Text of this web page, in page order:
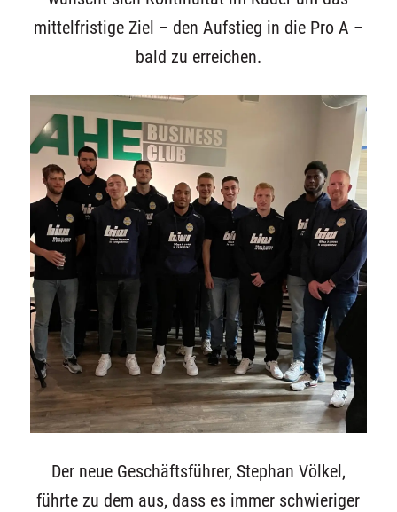
mittelfristige Ziel – den Aufstieg in die Pro A –
bald zu erreichen.
Der neue Geschäftsführer, Stephan Völkel,
führte zu dem aus, dass es immer schwieriger